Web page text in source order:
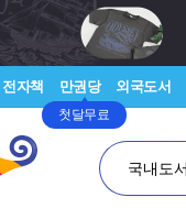
전자책 만권당
첫달무료
외국도서
국내도